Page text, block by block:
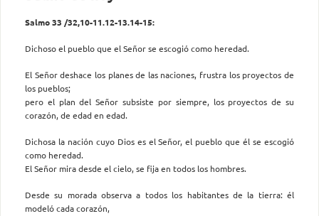
Salmo 33 /32,10-11.12-13.14-15:
Dichoso el pueblo que el Señor se escogió como heredad.
El Señor deshace los planes de las naciones, frustra los proyectos de
los pueblos;
pero el plan del Señor subsiste por siempre, los proyectos de su
corazón, de edad en edad.
Dichosa la nación cuyo Dios es el Señor, el pueblo que él se escogió
como heredad.
El Señor mira desde el cielo, se fija en todos los hombres.
Desde su morada observa a todos los habitantes de la tierra: él
modeló cada corazón,